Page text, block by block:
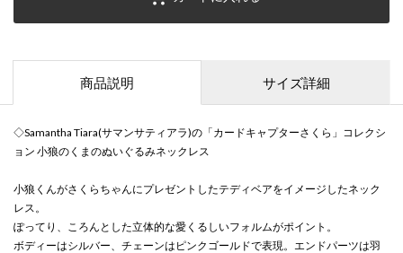
商品説明 サイズ詳細
◇Samantha Tiara(サマンサティアラ)の「カードキャプターさくら」コレクシ
ョン 小狼のくまのぬいぐるみネックレス
小狼くんがさくらちゃんにプレゼントしたテディベアをイメージしたネック
レス。
ぽってり、ころんとした立体的な愛くるしいフォルムがポイント。
ボディーはシルバー、チェーンはピンクゴールドで表現。エンドパーツは羽